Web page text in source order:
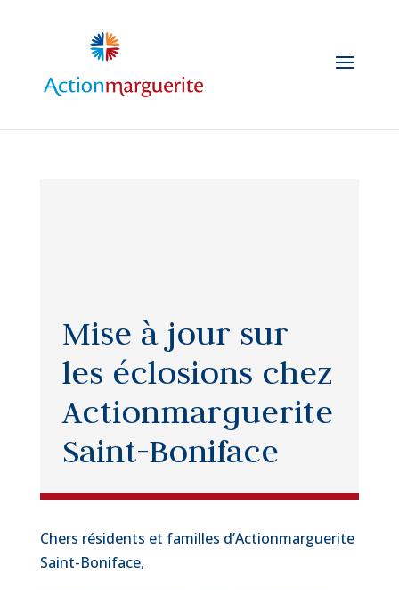
Mise à jour sur
les éclosions chez
Actionmarguerite
Saint-Boniface
Chers résidents et familles d’Actionmarguerite
Saint-Boniface,